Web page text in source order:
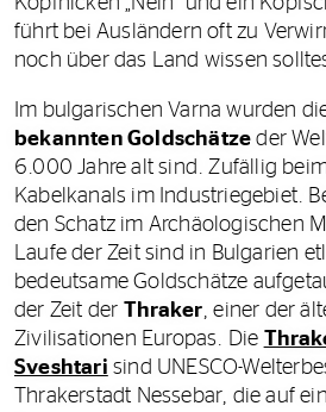
führt bei Ausländern oft zu
noch über das Land wissen
Im bulgarischen Varna wurden
bekannten Goldschätze der
6.000 Jahre alt sind. Zufällig
Kabelkanals im Industriegebiet.
den Schatz im Archäologischen
Laufe der Zeit sind in Bulgarien
bedeutsame Goldschätze
der Zeit der Thraker, einer der
Zivilisationen Europas. Die
Sveshtari sind UNESCO-
Thrakerstadt Nessebar, die auf